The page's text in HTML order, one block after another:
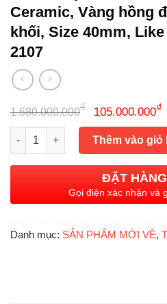
Ceramic, Vàng hồng
khối, Size 40mm,
2107
1.680.000.000₫
Giá
gốc
là:
105.000.000₫
Rolex Daytona 116515LN Plex
Thêm vào giỏ
ĐẶT
Gọi điện xác nhận và
Danh mục: SẢN PHẨM MỚI VỀ,